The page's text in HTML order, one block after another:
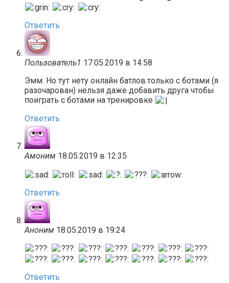
Ответить
Пользователь1 17.05.2019 в 14:58
Эмм. Но тут нету онлайн батлов.только с ботами (я
разочарован) нельзя даже добавить друга чтобы
поиграть с ботами на тренировке
Ответить
Амоним 18.05.2019 в 12:35
Ответить
Аноним 18.05.2019 в 19:24
Ответить